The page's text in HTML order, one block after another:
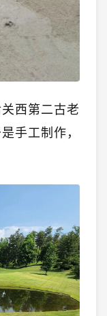
西第二古老
手工制作，